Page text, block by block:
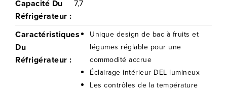
Capacité Du
Réfrigérateur :
7,7
Caractéristiques
Du
Réfrigérateur :
Unique design de bac à fruits et
légumes réglable pour une
commodité accrue
Éclairage intérieur DEL lumineux
Les contrôles de la température